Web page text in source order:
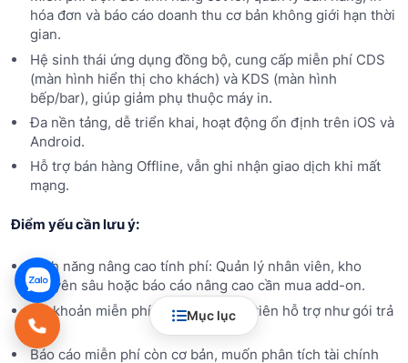
hóa đơn và báo cáo doanh thu cơ bản không giới hạn thời
gian.
Hệ sinh thái ứng dụng đồng bộ, cung cấp miễn phí CDS
(màn hình hiển thị cho khách) và KDS (màn hình
bếp/bar), giúp giảm phụ thuộc máy in.
Đa nền tảng, dễ triển khai, hoạt động ổn định trên iOS và
Android.
Hỗ trợ bán hàng Offline, vẫn ghi nhận giao dịch khi mất
mạng.
Điểm yếu cần lưu ý:
Tính năng nâng cao tính phí: Quản lý nhân viên, kho
chuyên sâu hoặc báo cáo nâng cao cần mua add-on.
Tài khoản miễn phí không được ưu tiên hỗ trợ như gói trả
phí.
Báo cáo miễn phí còn cơ bản, muốn phân tích tài chính
Mục lục